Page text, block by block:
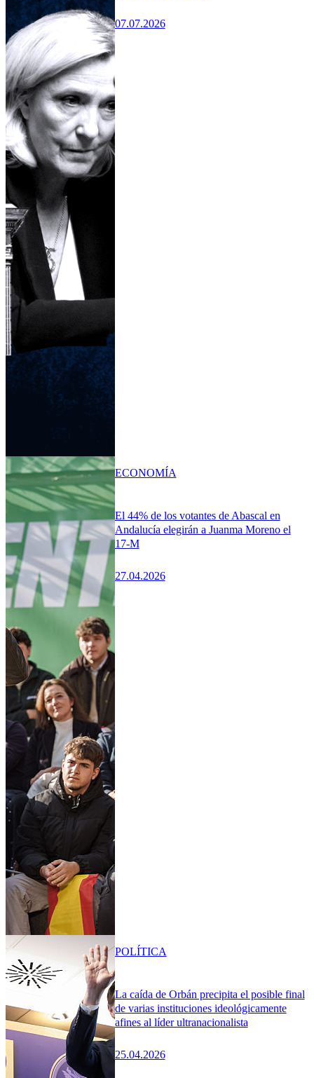
07.07.2026
El 44% de los votantes de Abascal en
Andalucía elegirán a Juanma Moreno el
17‑M
27.04.2026
ECONOMÍA
La caída de Orbán precipita el posible final
de varias instituciones ideológicamente
afines al líder ultranacionalista
25.04.2026
POLÍTICA